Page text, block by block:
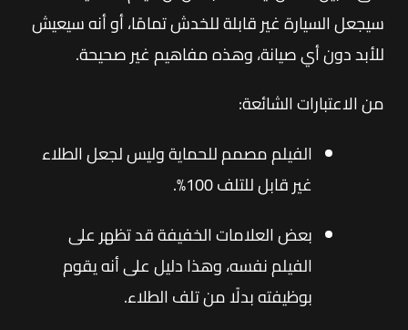
سيجعل السيارة غير قابلة للخدش تمامًا، أو أنه سيعيش
للأبد دون أي صيانة، وهذه مفاهيم غير صحيحة.
من الاعتبارات الشائعة:
الفيلم مصمم للحماية وليس لجعل الطلاء
غير قابل للتلف 100%.
بعض العلامات الخفيفة قد تظهر على
الفيلم نفسه، وهذا دليل على أنه يقوم
بوظيفته بدلًا من تلف الطلاء.